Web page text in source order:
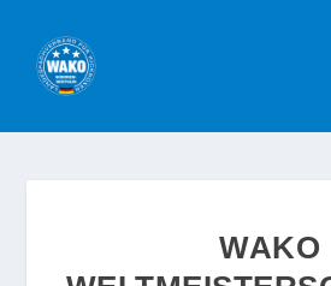
WAKO